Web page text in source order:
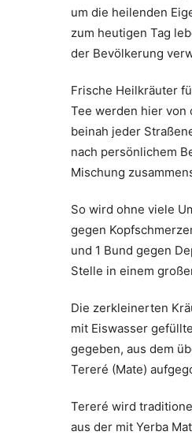
um die heilenden
zum heutigen Tag
der Bevölkerung
Frische Heilkräuter
Tee werden hier von
beinah jeder
nach persönlichem
Mischung
So wird ohne viele
gegen
und 1 Bund gegen
Stelle in einem
Die zerkleinerten
mit Eiswasser
gegeben, aus dem
Tereré (Mate)
Tereré wird
aus der mit Yerba